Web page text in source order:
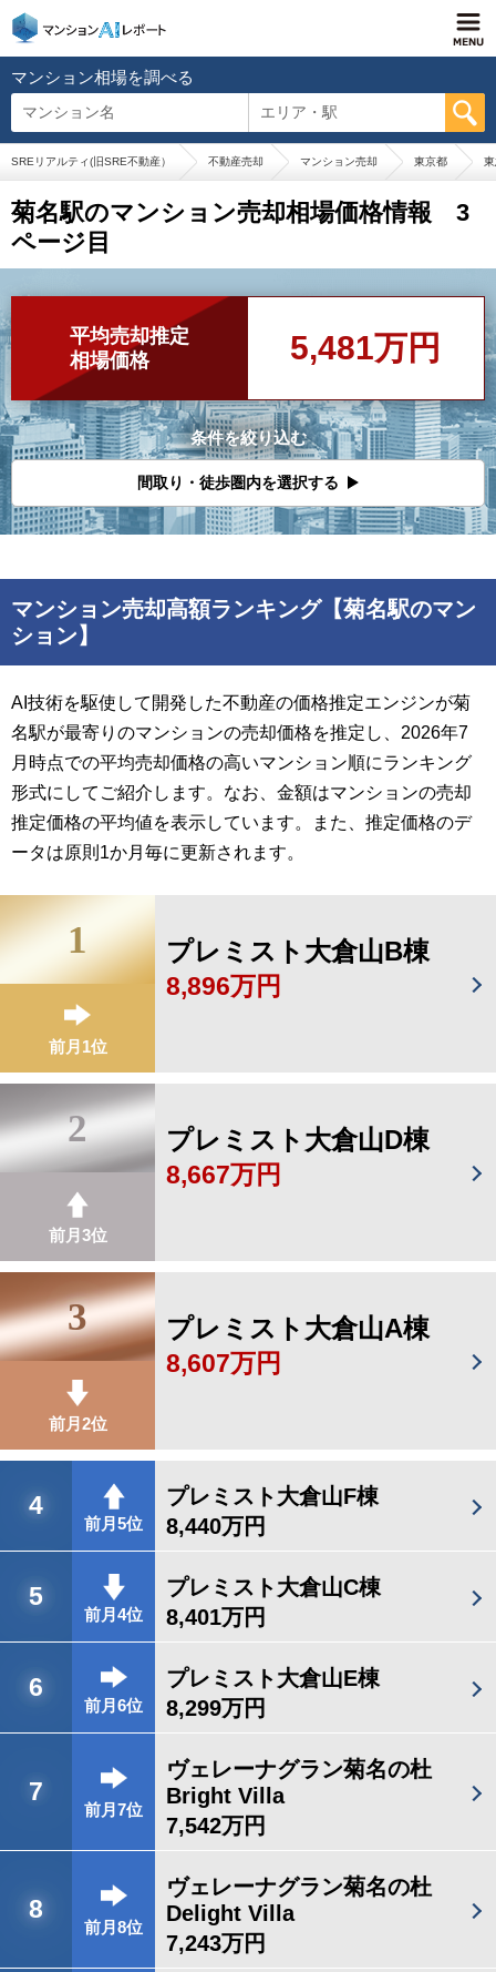
マンション相場を調べる
マンション名 エリア・駅
SREリアルティ(旧SRE不動産） 不動産売却 マンション売却 東京都
菊名駅のマンション売却相場価格情報 3
ページ目
平均売却推定
相場価格
5,481万円
条件を絞り込む
間取り・徒歩圏内を選択する
マンション売却高額ランキング【菊名駅のマン
ション】
AI技術を駆使して開発した不動産の価格推定エンジンが菊
名駅が最寄りのマンションの売却価格を推定し、2026年7
月時点での平均売却価格の高いマンション順にランキング
形式にしてご紹介します。なお、金額はマンションの売却
推定価格の平均値を表示しています。また、推定価格のデ
ータは原則1か月毎に更新されます。
1
前月1位
プレミスト大倉山B棟
8,896万円
2
前月3位
プレミスト大倉山D棟
8,667万円
3
前月2位
プレミスト大倉山A棟
8,607万円
4
前月5位
プレミスト大倉山F棟
8,440万円
5
前月4位
プレミスト大倉山C棟
8,401万円
6
前月6位
プレミスト大倉山E棟
8,299万円
7
前月7位
ヴェレーナグラン菊名の杜
Bright Villa
7,542万円
8
前月8位
ヴェレーナグラン菊名の杜
Delight Villa
7,243万円